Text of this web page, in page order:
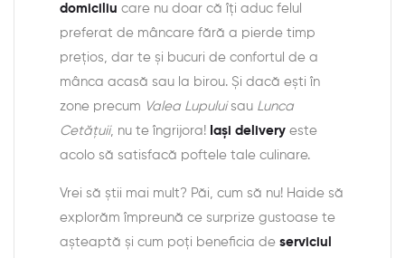
domiciliu care nu doar că îți aduc felul
preferat de mâncare fără a pierde timp
prețios, dar te și bucuri de confortul de a
mânca acasă sau la birou. Și dacă ești în
zone precum Valea Lupuluisau Lunca
Cetățuii, nu te îngrijora! Iași delivery este
acolo să satisfacă poftele tale culinare.
Vrei să știi mai mult? Păi, cum să nu! Haide să
explorăm împreună ce surprize gustoase te
așteaptă și cum poți beneficia de serviciul